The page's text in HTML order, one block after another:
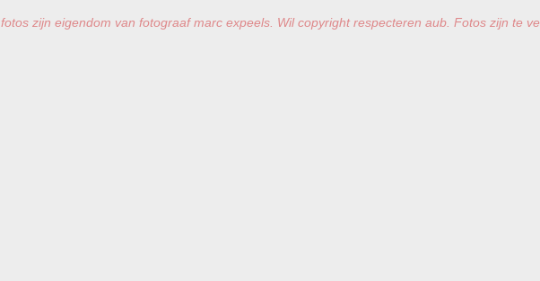
fotos zijn eigendom van fotograaf marc expeels. Wil copyright respecteren aub. Fotos zijn te